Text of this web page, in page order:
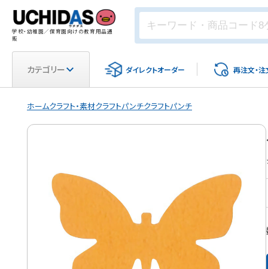
学校・幼稚園／保育園向けの教育用品通
販
カテゴリー ダイレクトオーダー 再注文・注
ホームクラフト・素材クラフトパンチクラフトパンチ